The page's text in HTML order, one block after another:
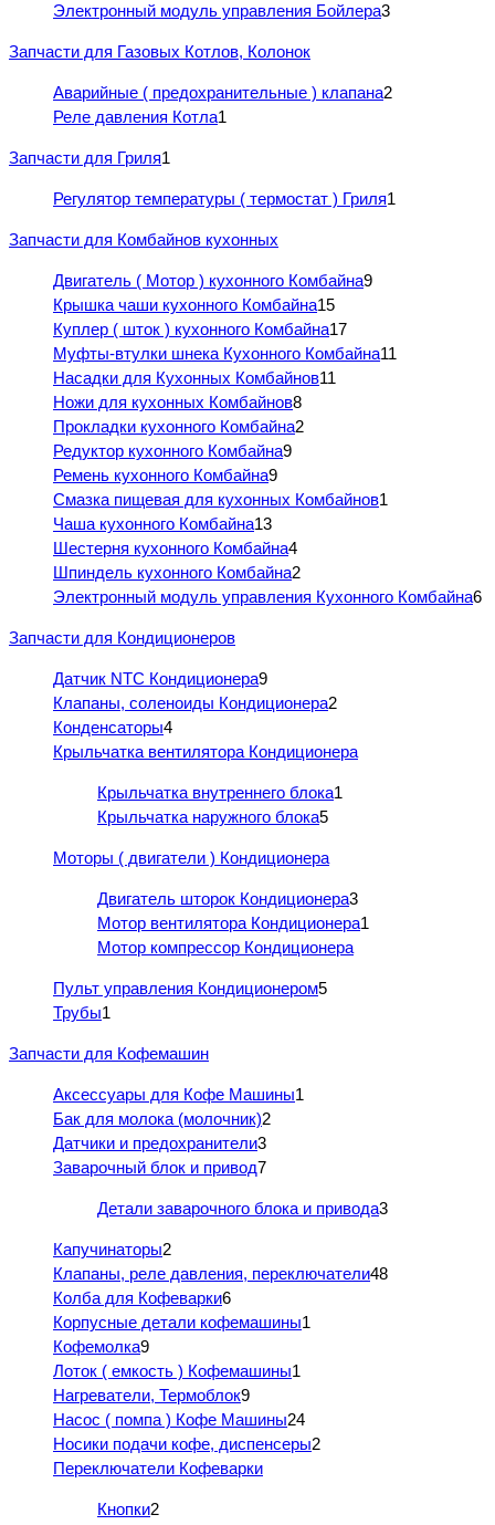
Электронный модуль управления Бойлера3
Запчасти для Газовых Котлов, Колонок
Аварийные ( предохранительные ) клапана2
Реле давления Котла1
Запчасти для Гриля1
Регулятор температуры ( термостат ) Гриля1
Запчасти для Комбайнов кухонных
Двигатель ( Мотор ) кухонного Комбайна9
Крышка чаши кухонного Комбайна15
Куплер ( шток ) кухонного Комбайна17
Муфты-втулки шнека Кухонного Комбайна11
Насадки для Кухонных Комбайнов11
Ножи для кухонных Комбайнов8
Прокладки кухонного Комбайна2
Редуктор кухонного Комбайна9
Ремень кухонного Комбайна9
Смазка пищевая для кухонных Комбайнов1
Чаша кухонного Комбайна13
Шестерня кухонного Комбайна4
Шпиндель кухонного Комбайна2
Электронный модуль управления Кухонного Комбайна6
Запчасти для Кондиционеров
Датчик NTC Кондиционера9
Клапаны, соленоиды Кондиционера2
Конденсаторы4
Крыльчатка вентилятора Кондиционера
Крыльчатка внутреннего блока1
Крыльчатка наружного блока5
Моторы ( двигатели ) Кондиционера
Двигатель шторок Кондиционера3
Мотор вентилятора Кондиционера1
Мотор компрессор Кондиционера
Пульт управления Кондиционером5
Трубы1
Запчасти для Кофемашин
Аксессуары для Кофе Машины1
Бак для молока (молочник)2
Датчики и предохранители3
Заварочный блок и привод7
Детали заварочного блока и привода3
Капучинаторы2
Клапаны, реле давления, переключатели48
Колба для Кофеварки6
Корпусные детали кофемашины1
Кофемолка9
Лоток ( емкость ) Кофемашины1
Нагреватели, Термоблок9
Насос ( помпа ) Кофе Машины24
Носики подачи кофе, диспенсеры2
Переключатели Кофеварки
Кнопки2